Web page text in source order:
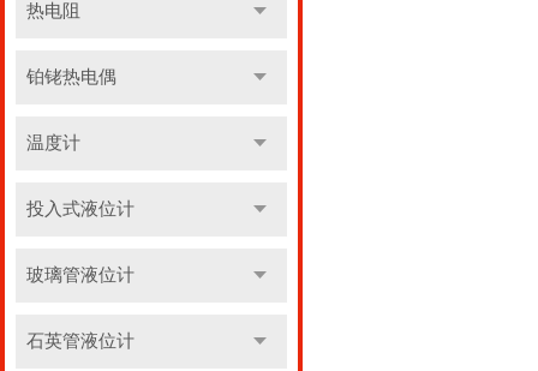
热电阻
铂铑热电偶
温度计
投入式液位计
玻璃管液位计
石英管液位计